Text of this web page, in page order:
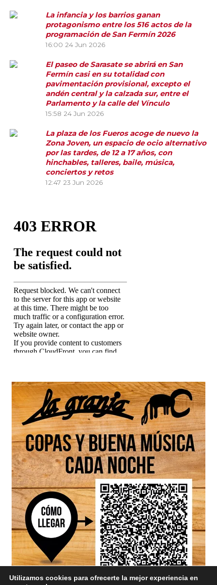
La infancia y los barrios ganan
protagonismo entre los 516 actos de la
programación de San Fermín 2026
16:00 24 Jun 2026
El paseo de Sarasate se abrirá en San
Fermín casi en su totalidad con
pavimentación provisional, excepto el
andén central y la calzada sur, entre el
Parlamento y la calle del Vínculo
15:58 24 Jun 2026
La plaza de los Fueros acoge de nuevo la
Zona Joven, un espacio de ocio alternativo
por las tardes, de 12 a 17 años, con
hinchables, talleres, baile, música,
conciertos y retos
12:47 23 Jun 2026
Utilizamos cookies para ofrecerte la mejor experiencia en